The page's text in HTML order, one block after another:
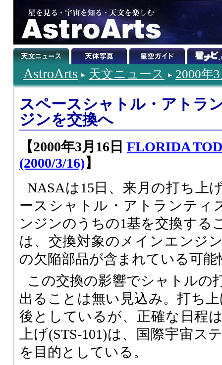
AstroArts 天文ニュース 2000年
スペースシャトル・アトラ
ジンを交換へ
【2000年3月16日 FLORIDA
(2000/3/16)】
NASAは15日、来月の打ち上
ースシャトル・アトランティ
ンジンのうちの1基を交換する
は、交換対象のメインエンジ
の欠陥部品が含まれている可
この交換の影響でシャトルの
出ることは無い見込み。打ち
後としているが、正確な日程
上げ(STS-101)は、国際宇宙ス
を目的としている。